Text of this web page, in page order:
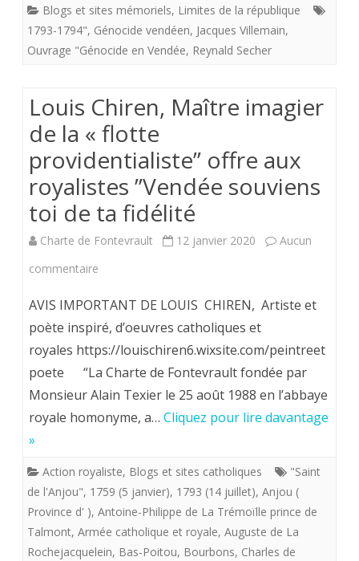
un
terroriste
et
génocidaire”
Blogs et sites mémoriels, Limites de la république
1793-1794", Génocide vendéen, Jacques Villemain,
Ouvrage "Génocide en Vendée, Reynald Secher
Louis Chiren, Maître imagier
de la « flotte
providentialiste” offre aux
royalistes ”Vendée souviens
toi de ta fidélité
Charte de Fontevrault 12 janvier 2020
Aucun
commentaire
Chiren,
Maître
imagier
«
flotte
providentialiste”
offre
AVIS IMPORTANT DE LOUIS CHIREN, Artiste et
poète inspiré, d’oeuvres catholiques et
royales https://louischiren6.wixsite.com/peintreet
poete “La Charte de Fontevrault fondée par
Monsieur Alain Texier le 25 août 1988 en l’abbaye
royale homonyme, a… Cliquez pour lire davantage
»
Action royaliste, Blogs et sites catholiques
"Saint
de l'Anjou", 1759 (5 janvier), 1793 (14 juillet), Anjou (
Province d' ), Antoine-Philippe de La Trémoïlle prince de
Talmont, Armée catholique et royale, Auguste de La
Rochejacquelein, Bas-Poitou, Bourbons, Charles de